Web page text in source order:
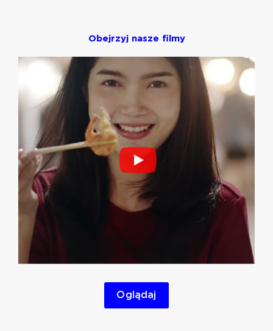
Obejrzyj nasze filmy
Oglądaj